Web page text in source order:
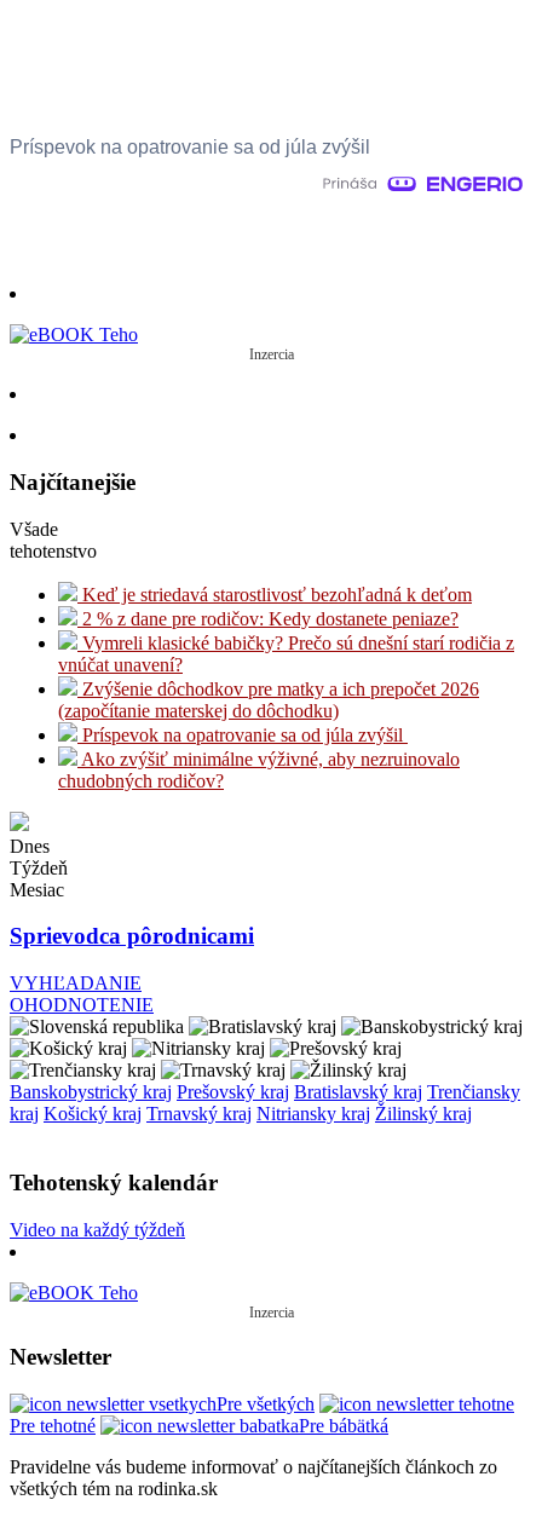
Príspevok na opatrovanie sa od júla zvýšil
Inzercia
Najčítanejšie
Všade
tehotenstvo
Keď je striedavá starostlivosť bezohľadná k deťom
2 % z dane pre rodičov: Kedy dostanete peniaze?
Vymreli klasické babičky? Prečo sú dnešní starí rodičia z
vnúčat unavení?
Zvýšenie dôchodkov pre matky a ich prepočet 2026
(započítanie materskej do dôchodku)
Príspevok na opatrovanie sa od júla zvýšil
Ako zvýšiť minimálne výživné, aby nezruinovalo
chudobných rodičov?
Dnes
Týždeň
Mesiac
Sprievodca pôrodnicami
VYHĽADANIE
OHODNOTENIE
Banskobystrický kraj Prešovský kraj Bratislavský kraj Trenčiansky
kraj Košický kraj Trnavský kraj Nitriansky kraj Žilinský kraj
Tehotenský kalendár
Video na každý týždeň
Inzercia
Newsletter
Pre všetkých
Pre tehotné
Pre bábätká
Pravidelne vás budeme informovať o najčítanejších článkoch zo
všetkých tém na rodinka.sk